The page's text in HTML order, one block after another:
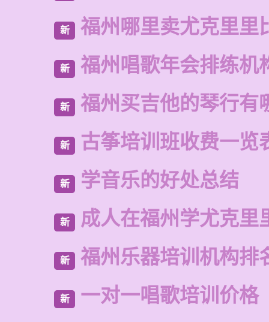
新 福州哪里卖尤克里里
新 福州唱歌年会排练机
新 福州买吉他的琴行有
新 古筝培训班收费一览
新 学音乐的好处总结
新 成人在福州学尤克里
新 福州乐器培训机构排
新 一对一唱歌培训价格